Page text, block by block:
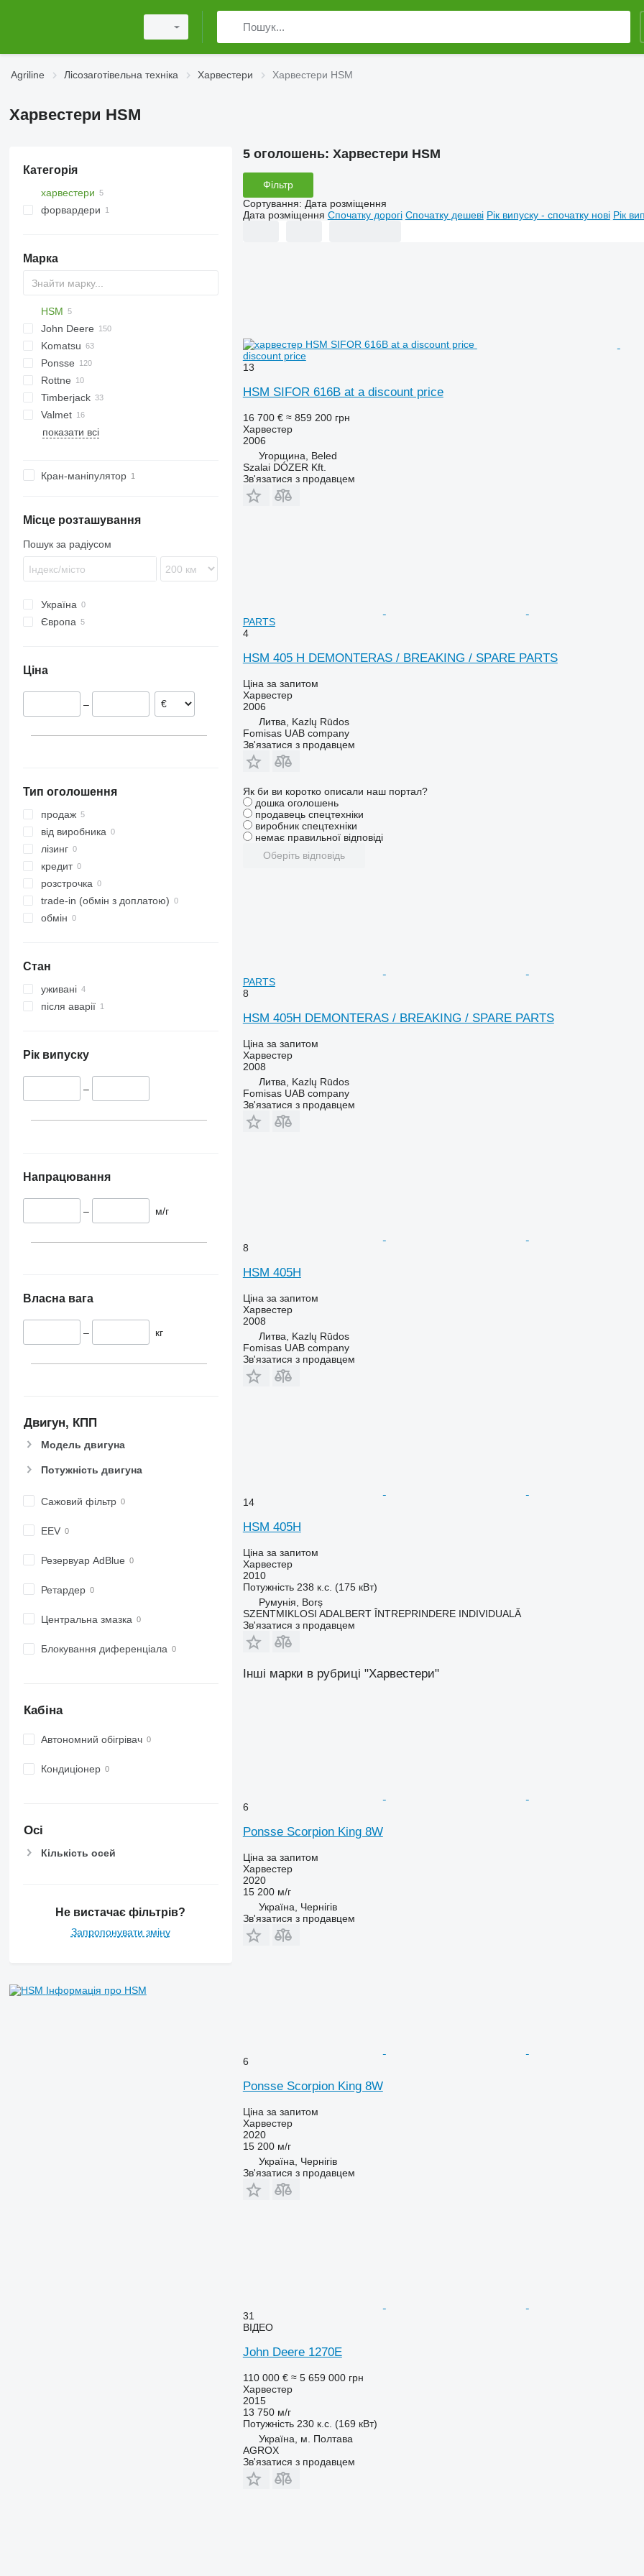
Agriline Лісозаготівельна техніка Харвестери Харвестери HSM
Харвестери HSM
Категорія
харвестери
форвардери
Марка
560
590
Katana
HSM
John Deere
1070 E
1110
1170 E
1170 G
1210
1270
H-series
Komatsu
K-series
8H GT
12H GTE
LB
Ponsse
Bear
Beaver
Elk
Ergo
Scorpion
Rottne
H-series
HR46
Timberjack
870
1070
Valmet
901
показати всі
Кран-маніпулятор
Місце розташування
Пошук за радіусом
Україна
Європа
Ціна
–
Тип оголошення
продаж
від виробника
лізинг
кредит
розстрочка
trade-in (обмін з доплатою)
обмін
Стан
уживані
після аварії
Рік випуску
–
Напрацювання
– м/г
Власна вага
– кг
Двигун, КПП
Модель двигуна
Потужність двигуна
Сажовий фільтр
EEV
Резервуар AdBlue
Ретардер
Центральна змазка
Блокування диференціала
Кабіна
Автономний обігрівач
Кондиціонер
Осі
Кількість осей
Не вистачає фільтрів?
Запропонувати зміну
Інформація про HSM
5 оголошень: Харвестери HSM
Фільтр
Сортування: Дата розміщення
Дата розміщення Спочатку дорогі Спочатку дешеві Рік випуску - спочатку нові Рік
discount price
13
HSM SIFOR 616B at a discount price
16 700 € ≈ 859 200 грн
Харвестер
2006
Угорщина, Beled
Szalai DÓZER Kft.
Зв'язатися з продавцем
PARTS
4
HSM 405 H DEMONTERAS / BREAKING / SPARE PARTS
Ціна за запитом
Харвестер
2006
Литва, Kazlų Rūdos
Fomisas UAB company
Зв'язатися з продавцем
Як би ви коротко описали наш портал?
дошка оголошень
продавець спецтехніки
виробник спецтехніки
немає правильної відповіді
Оберіть відповідь
PARTS
8
HSM 405H DEMONTERAS / BREAKING / SPARE PARTS
Ціна за запитом
Харвестер
2008
Литва, Kazlų Rūdos
Fomisas UAB company
Зв'язатися з продавцем
8
HSM 405H
Ціна за запитом
Харвестер
2008
Литва, Kazlų Rūdos
Fomisas UAB company
Зв'язатися з продавцем
14
HSM 405H
Ціна за запитом
Харвестер
2010
Потужність 238 к.с. (175 кВт)
Румунія, Borș
SZENTMIKLOSI ADALBERT ÎNTREPRINDERE INDIVIDUALĂ
Зв'язатися з продавцем
Інші марки в рубриці "Харвестери"
6
Ponsse Scorpion King 8W
Ціна за запитом
Харвестер
2020
15 200 м/г
Україна, Чернігів
Зв'язатися з продавцем
6
Ponsse Scorpion King 8W
Ціна за запитом
Харвестер
2020
15 200 м/г
Україна, Чернігів
Зв'язатися з продавцем
31
ВІДЕО
John Deere 1270E
110 000 € ≈ 5 659 000 грн
Харвестер
2015
13 750 м/г
Потужність 230 к.с. (169 кВт)
Україна, м. Полтава
AGROX
Зв'язатися з продавцем